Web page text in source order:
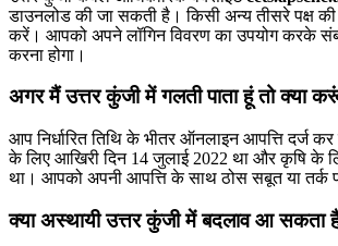
डाउनलोड की जा सकती है। किसी अन्य तीसरे पक्ष की
करें। आपको अपने लॉगिन विवरण का उपयोग करके
करना होगा।
अगर मैं उत्तर कुंजी में गलती पाता हूं तो क्या
आप निर्धारित तिथि के भीतर ऑनलाइन आपत्ति दर्ज
के लिए आखिरी दिन 14 जुलाई 2022 था और कृषि के
था। आपको अपनी आपत्ति के साथ ठोस सबूत या तर्क
क्या अस्थायी उत्तर कुंजी में बदलाव आ सकता